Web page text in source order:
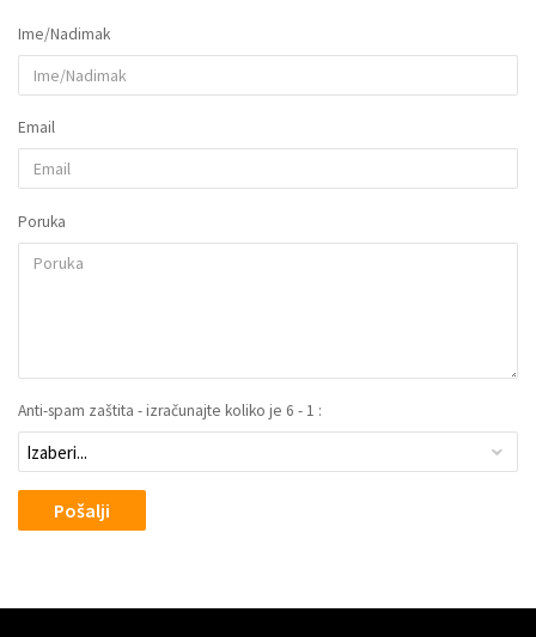
Ime/Nadimak
Email
Poruka
Anti-spam zaštita - izračunajte koliko je 6 - 1 :
Pošalji